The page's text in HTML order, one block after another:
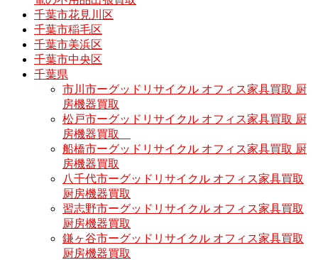
千葉市花見川区
千葉市稲毛区
千葉市美浜区
千葉市中央区
千葉県
市川市ーグッドリサイクル オフィス家具買取 厨
房機器買取
松戸市ーグッドリサイクル オフィス家具買取 厨
房機器買取
船橋市ーグッドリサイクル オフィス家具買取 厨
房機器買取
八千代市ーグッドリサイクル オフィス家具買取
厨房機器買取
習志野市ーグッドリサイクル オフィス家具買取
厨房機器買取
鎌ヶ谷市ーグッドリサイクル オフィス家具買取
厨房機器買取